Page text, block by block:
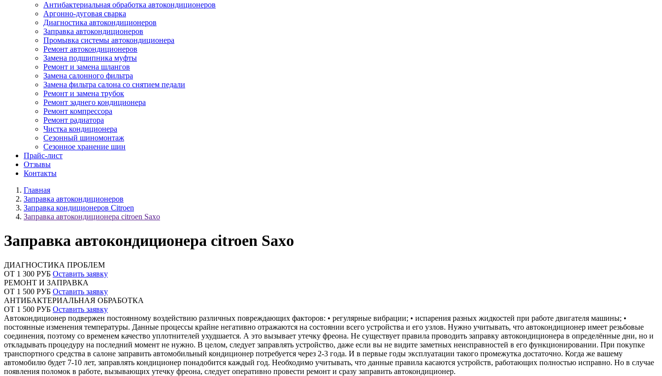
Антибактериальная обработка автокондиционеров
Аргонно-дуговая сварка
Диагностика автокондиционеров
Заправка автокондиционеров
Промывка системы автокондиционера
Ремонт автокондиционеров
Замена подшипника муфты
Ремонт и замена шлангов
Замена салонного фильтра
Замена фильтра салона со снятием педали
Ремонт и замена трубок
Ремонт заднего кондиционера
Ремонт компрессора
Ремонт радиатора
Чистка кондиционера
Сезонный шиномонтаж
Сезонное хранение шин
Прайс-лист
Отзывы
Контакты
Главная
Заправка автокондиционеров
Заправка кондиционеров Citroen
Заправка автокондиционера citroen Saxo
Заправка автокондиционера citroen Saxo
ДИАГНОСТИКА ПРОБЛЕМ
ОТ 1 300 РУБ Оставить заявку
РЕМОНТ И ЗАПРАВКА
ОТ 1 500 РУБ Оставить заявку
АНТИБАКТЕРИАЛЬНАЯ ОБРАБОТКА
ОТ 1 500 РУБ Оставить заявку
Автокондиционер подвержен постоянному воздействию различных повреждающих факторов: • регулярные вибрации; • испарения разных жидкостей при работе двигателя машины; •
постоянные изменения температуры. Данные процессы крайне негативно отражаются на состоянии всего устройства и его узлов. Нужно учитывать, что автокондиционер имеет резьбовые
соединения, поэтому со временем качество уплотнителей ухудшается. А это вызывает утечку фреона. Не существует правила проводить заправку автокондиционера в определённые дни, но и
откладывать процедуру на последний момент не нужно. В целом, следует заправлять устройство, даже если вы не видите заметных неисправностей в его функционировании. При покупке
транспортного средства в салоне заправить автомобильный кондиционер потребуется через 2-3 года. И в первые годы эксплуатации такого промежутка достаточно. Когда же вашему
автомобилю будет 7-10 лет, заправлять кондиционер понадобится каждый год. Необходимо учитывать, что данные правила касаются устройств, работающих полностью исправно. Но в случае
появления поломок в работе, вызывающих утечку фреона, следует оперативно провести ремонт и сразу заправить автокондиционер.